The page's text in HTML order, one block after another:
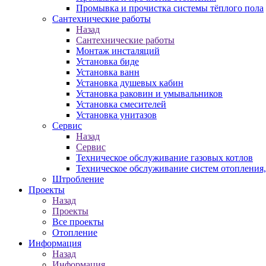
Промывка и прочистка системы тёплого пола
Сантехнические работы
Назад
Сантехнические работы
Монтаж инсталяций
Установка биде
Установка ванн
Установка душевых кабин
Установка раковин и умывальников
Установка смесителей
Установка унитазов
Сервис
Назад
Сервис
Техническое обслуживание газовых котлов
Техническое обслуживание систем
Штробление
Проекты
Назад
Проекты
Все проекты
Отопление
Информация
Назад